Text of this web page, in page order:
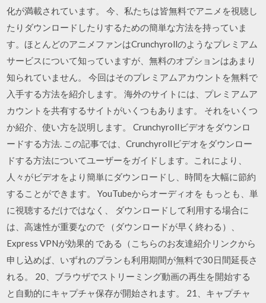
化が満載されています。 今、私たちは皆無料でアニメを視聴し
たりダウンロードしたりするための簡単な方法を持っていま
す。ほとんどのアニメファンはCrunchyrollのようなプレミアム
サービスについて知っていますが、無料のオプションはあまり
知られていません。 今回はそのプレミアムアカウントを無料で
入手する方法を紹介します。 海外のサイトには、プレミアムア
カウントを共有するサイトがいくつもあります。 それをいくつ
か紹介、使い方を説明します。 Crunchyrollビデオをダウンロ
ードする方法. この記事では、Crunchyrollビデオをダウンロー
ドする方法についてユーザーをガイドします。これにより、
人々がビデオをより簡単にダウンロードし、時間を大幅に節約
することができます。 YouTubeからオーディオを もっとも、単
に視聴するだけではなく、 ダウンロードして利用する場合に
は、高速性が重要なので （ダウンロードが早く終わる）、
Express VPNが効果的 である（こちらのお友達紹介リンクから
申し込めば、いずれのプランも利用期間が無料で30日間延長さ
れる。 20、ブラウザでストリーミング動画の再生を開始する
と自動的にキャプチャ保存が開始されます。 21、キャプチャ